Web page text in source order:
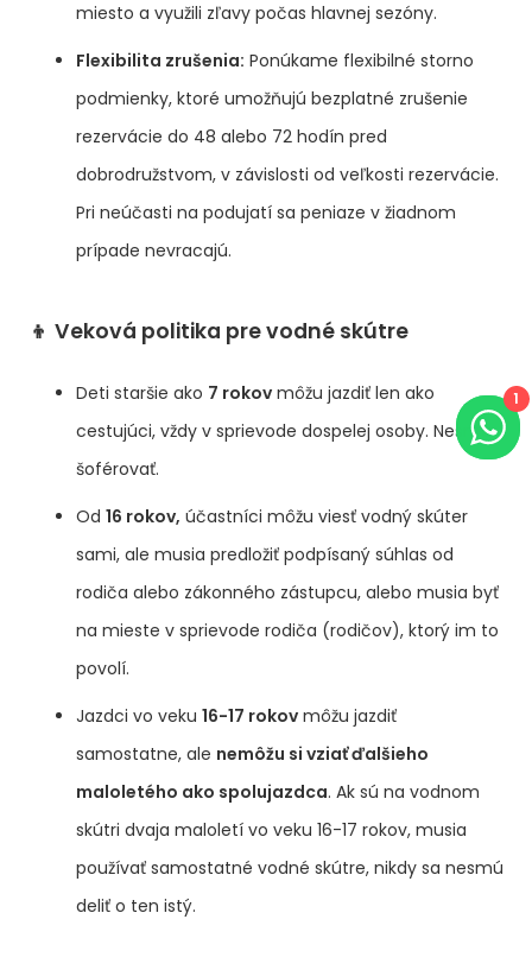
miesto a využili zľavy počas hlavnej sezóny.
Flexibilita zrušenia: Ponúkame flexibilné storno
podmienky, ktoré umožňujú bezplatné zrušenie
rezervácie do 48 alebo 72 hodín pred
dobrodružstvom, v závislosti od veľkosti rezervácie.
Pri neúčasti na podujatí sa peniaze v žiadnom
prípade nevracajú.
👦 Veková politika pre vodné skútre
Deti staršie ako 7 rokov môžu jazdiť len ako
cestujúci, vždy v sprievode dospelej osoby. Nesmú
šoférovať.
Od 16 rokov, účastníci môžu viesť vodný skúter
sami, ale musia predložiť podpísaný súhlas od
rodiča alebo zákonného zástupcu, alebo musia byť
na mieste v sprievode rodiča (rodičov), ktorý im to
povolí.
Jazdci vo veku 16-17 rokov môžu jazdiť
samostatne, ale nemôžu si vziať ďalšieho
maloletého ako spolujazdca. Ak sú na vodnom
skútri dvaja maloletí vo veku 16-17 rokov, musia
používať samostatné vodné skútre, nikdy sa nesmú
deliť o ten istý.
1